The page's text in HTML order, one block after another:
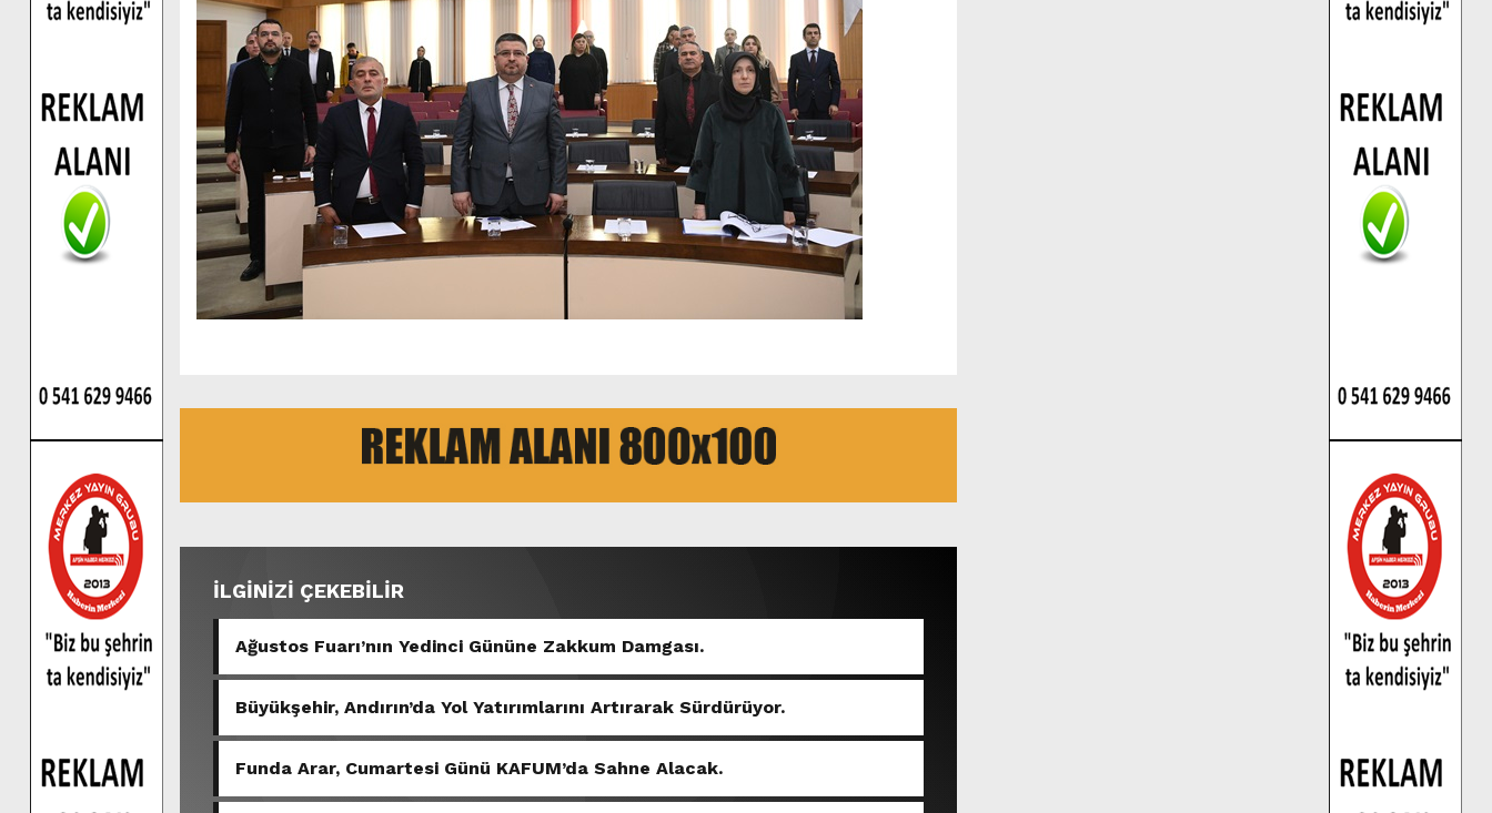
İLGİNİZİ ÇEKEBİLİR
Ağustos Fuarı’nın Yedinci Gününe Zakkum Damgası.
Büyükşehir, Andırın’da Yol Yatırımlarını Artırarak Sürdürüyor.
Funda Arar, Cumartesi Günü KAFUM’da Sahne Alacak.